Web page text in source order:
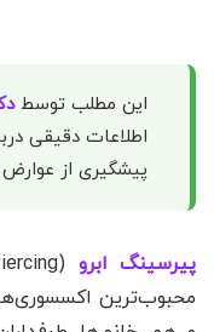
این مطلب توسط
اطلاعات دقیقی
پیشگیری از
پیرسینگ ابرو
محبوب‌ترین